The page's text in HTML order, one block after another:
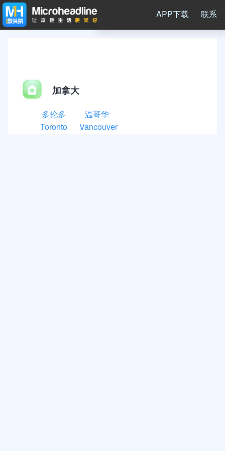
APP下载 联系
加拿大
多伦多
Toronto
温哥华
Vancouver